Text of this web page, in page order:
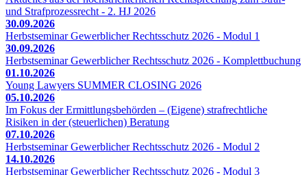
und Strafprozessrecht - 2. HJ 2026
30.09.2026
Herbstseminar Gewerblicher Rechtsschutz 2026 - Modul 1
30.09.2026
Herbstseminar Gewerblicher Rechtsschutz 2026 - Komplettbuchung
01.10.2026
Young Lawyers SUMMER CLOSING 2026
05.10.2026
Im Fokus der Ermittlungsbehörden – (Eigene) strafrechtliche
Risiken in der (steuerlichen) Beratung
07.10.2026
Herbstseminar Gewerblicher Rechtsschutz 2026 - Modul 2
14.10.2026
Herbstseminar Gewerblicher Rechtsschutz 2026 - Modul 3